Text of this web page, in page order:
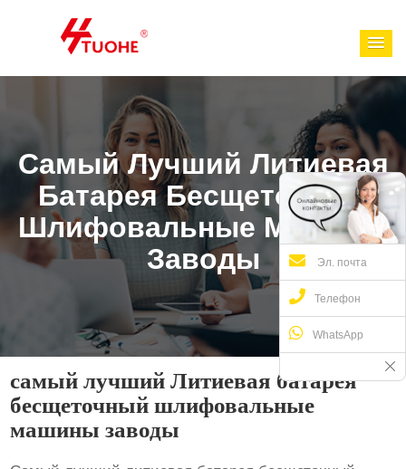
Самый Лучший Литиевая
Батарея Бесщеточный
Шлифовальные Машины
Заводы
самый лучший Литиевая батарея
бесщеточный шлифовальные
машины заводы
Эл. почта
Телефон
WhatsApp